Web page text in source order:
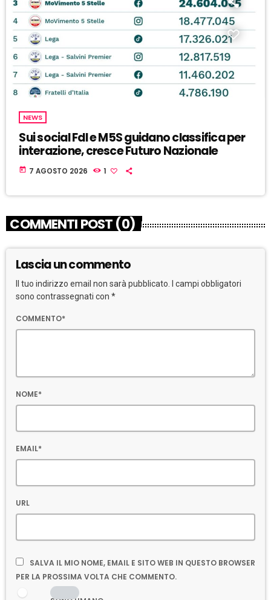
NEWS
Sui social FdI e M5S guidano classifica per
interazione, cresce Futuro Nazionale
today 7 AGOSTO 2026 1
COMMENTI POST (0)
Lascia un commento
Il tuo indirizzo email non sarà pubblicato. I campi obbligatori
sono contrassegnati con *
COMMENTO*
NOME*
EMAIL*
URL
SALVA IL MIO NOME, EMAIL E SITO WEB IN QUESTO BROWSER
PER LA PROSSIMA VOLTA CHE COMMENTO.